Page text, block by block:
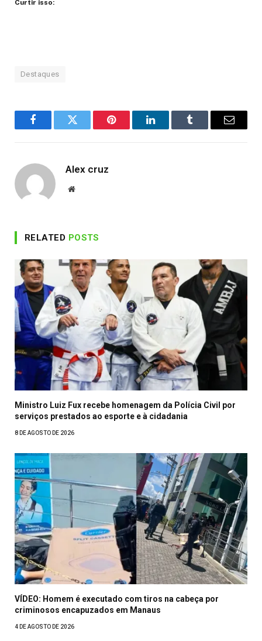
Curtir isso:
Destaques
FacebookTwitter Pinterest LinkedInTumblr Email
Alex cruz
Website
RELATED POSTS
Ministro Luiz Fux recebe homenagem da Polícia Civil por
serviços prestados ao esporte e à cidadania
8 DE AGOSTO DE 2026
VÍDEO: Homem é executado com tiros na cabeça por
criminosos encapuzados em Manaus
4 DE AGOSTO DE 2026